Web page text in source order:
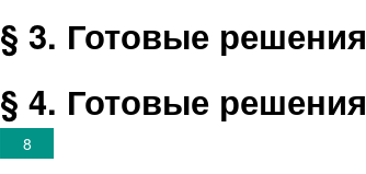
§ 3. Готовые решения
§ 4. Готовые решения
8